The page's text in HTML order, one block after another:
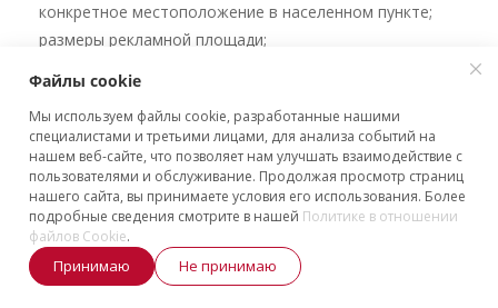
конкретное местоположение в населенном пункте;
размеры рекламной площади;
вид рекламы (коммерческая, политическая или
социальная).
Средняя цена за изготовление
полотна стандартного типа составляет
от 50 до 200 тысяч рублей.
Долгосрочная аренда зачастую
Файлы cookie
Мы используем файлы cookie, разработанные нашими
специалистами и третьими лицами, для анализа событий на
нашем веб-сайте, что позволяет нам улучшать взаимодействие с
пользователями и обслуживание. Продолжая просмотр страниц
нашего сайта, вы принимаете условия его использования. Более
подробные сведения смотрите в нашей Политике в отношении
файлов Cookie.
Принимаю Не принимаю